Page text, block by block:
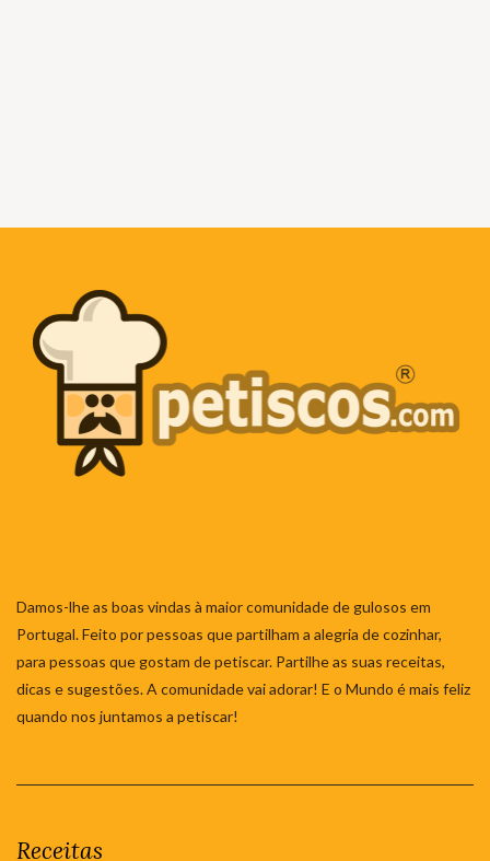
Damos-lhe as boas vindas à maior comunidade de gulosos em
Portugal. Feito por pessoas que partilham a alegria de cozinhar,
para pessoas que gostam de petiscar. Partilhe as suas receitas,
dicas e sugestões. A comunidade vai adorar! E o Mundo é mais feliz
quando nos juntamos a petiscar!
Receitas